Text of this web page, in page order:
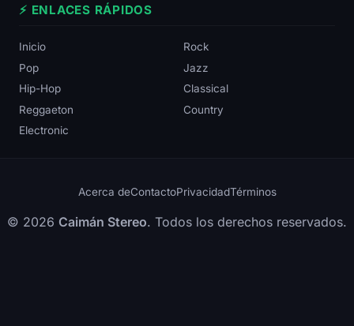
⚡ ENLACES RÁPIDOS
Inicio
Rock
Pop
Jazz
Hip-Hop
Classical
Reggaeton
Country
Electronic
Acerca deContactoPrivacidadTérminos
© 2026 Caimán Stereo. Todos los derechos reservados.